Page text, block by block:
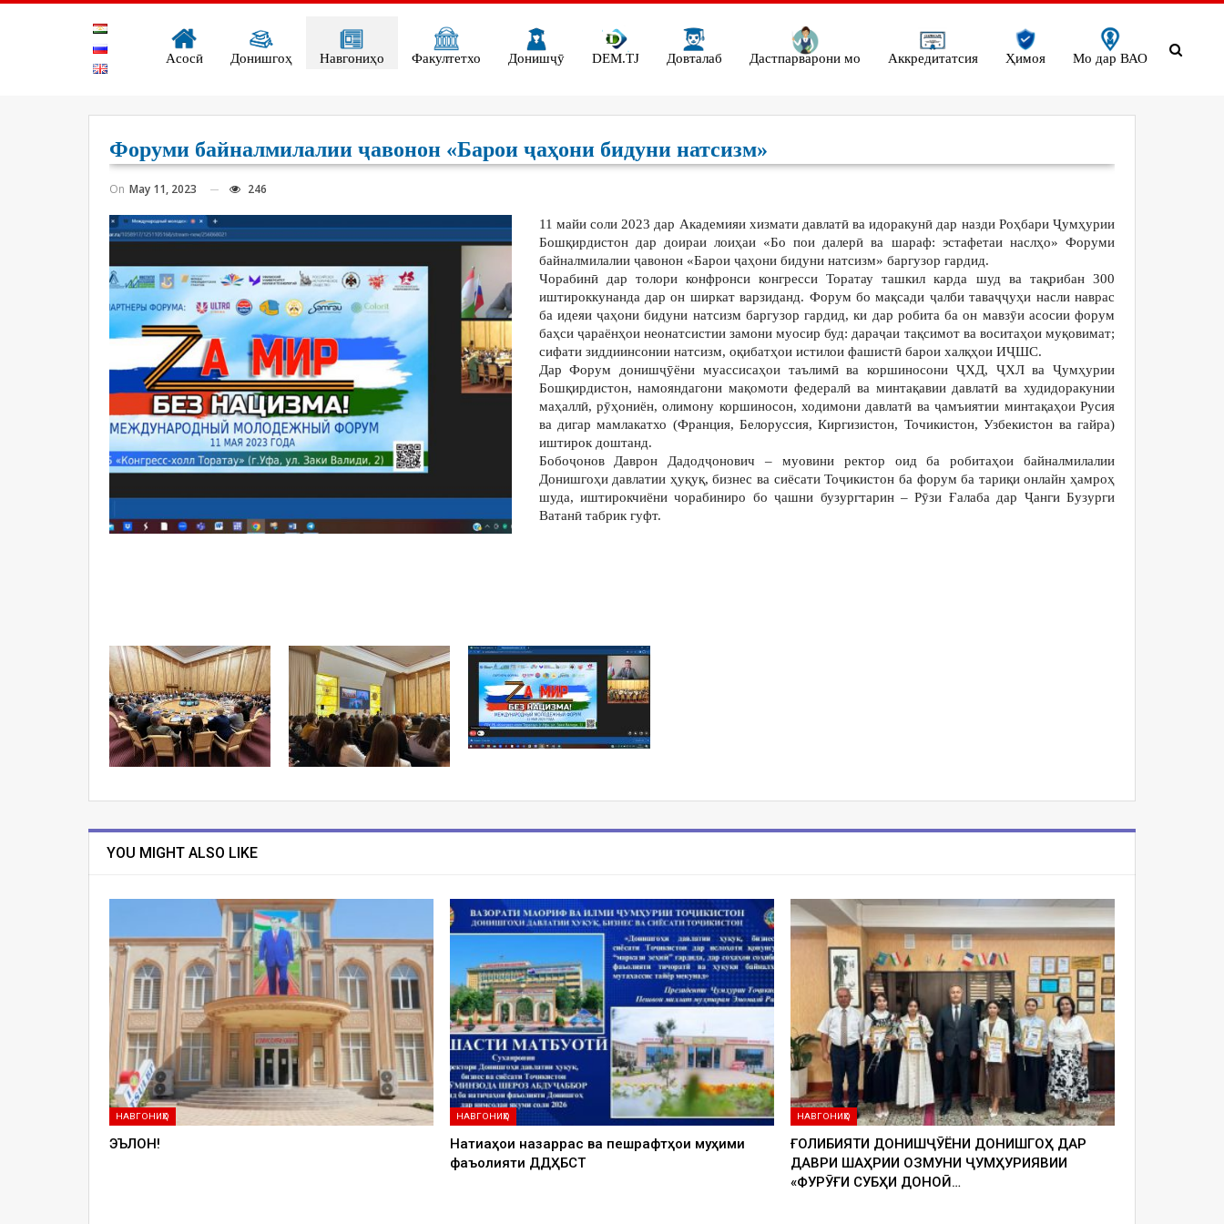
Асосӣ Донишгоҳ Навгониҳо Факултетхо Донишҷӯ DEM.TJ Довталаб Дастпарварони мо Аккредитатсия Ҳимоя Мо дар ВАО
Форуми байналмилалии ҷавонон «Барои ҷаҳони бидуни натсизм»
On May 11, 2023 246
11 майи соли 2023 дар Академияи хизмати давлатӣ ва идоракунӣ дар назди Роҳбари Ҷумҳурии
Бошқирдистон дар доираи лоиҳаи «Бо пои далерӣ ва шараф: эстафетаи наслҳо» Форуми
байналмилалии ҷавонон «Барои ҷаҳони бидуни натсизм» баргузор гардид.
Чорабинӣ дар толори конфронси конгресси Торатау ташкил карда шуд ва тақрибан 300
иштироккунанда дар он ширкат варзиданд. Форум бо мақсади ҷалби таваҷҷуҳи насли наврас
ба идеяи ҷаҳони бидуни натсизм баргузор гардид, ки дар робита ба он мавзӯи асосии форум
баҳси ҷараёнҳои неонатсистии замони муосир буд: дараҷаи тақсимот ва воситаҳои муқовимат;
сифати зиддиинсонии натсизм, оқибатҳои истилои фашистӣ барои халқҳои ИҶШС.
Дар Форум донишҷӯёни муассисаҳои таълимӣ ва коршиносони ҶХД, ҶХЛ ва Ҷумҳурии
Бошқирдистон, намояндагони мақомоти федералӣ ва минтақавии давлатӣ ва худидоракунии
маҳаллӣ, рӯҳониён, олимону коршиносон, ходимони давлатӣ ва ҷамъиятии минтақаҳои Русия
ва дигар мамлакатхо (Франция, Белоруссия, Киргизистон, Точикистон, Узбекистон ва гайра)
иштирок доштанд.
Бобоҷонов Даврон Дадодҷонович – муовини ректор оид ба робитаҳои байналмилалии
Донишгоҳи давлатии ҳуқуқ, бизнес ва сиёсати Тоҷикистон ба форум ба тариқи онлайн ҳамроҳ
шуда, иштирокчиёни чорабиниро бо ҷашни бузургтарин – Рӯзи Ғалаба дар Ҷанги Бузурги
Ватанӣ табрик гуфт.
YOU MIGHT ALSO LIKE
НАВГОНИҲО
ЭЪЛОН!
НАВГОНИҲО
Натиҷаҳои назаррас ва пешрафтҳои муҳими
фаъолияти ДДҲБСТ
НАВГОНИҲО
ҒОЛИБИЯТИ ДОНИШҶӮЁНИ ДОНИШГОҲ ДАР
ДАВРИ ШАҲРИИ ОЗМУНИ ҶУМҲУРИЯВИИ
«ФУРӮҒИ СУБҲИ ДОНОӢ…